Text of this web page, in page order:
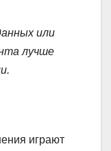
или
лучше
играют